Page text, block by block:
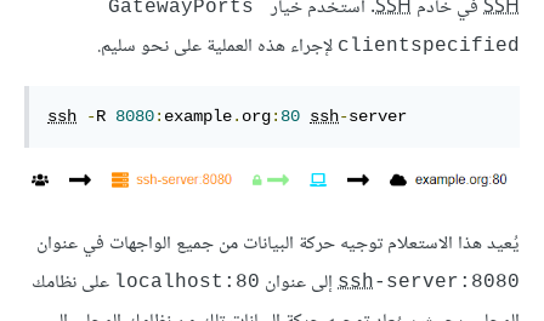
SSHفي خادم SSH. استخدم خيار
GatewayPorts
clientspecified لإجراء هذه العملية على نحو سليم.
ssh -R 8080: example. org: 80 ssh-server
يُعيد هذا الاستعلام توجيه حركة البيانات من جميع الواجهات في عنوان
ssh-server:8080 إلى عنوان localhost:80 على نظامك